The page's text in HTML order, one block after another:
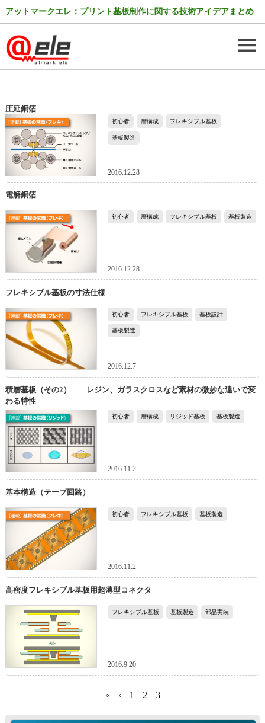
アットマークエレ：プリント基板制作に関する技術アイデアまとめ
圧延銅箔
2016.12.28
初心者 層構成 フレキシブル基板
基板製造
電解銅箔
初心者 層構成 フレキシブル基板 基板製造
2016.12.28
フレキシブル基板の寸法仕様
初心者 フレキシブル基板 基板設計
基板製造
2016.12.7
積層基板（その2）――レジン、ガラスクロスなど素材の微妙な違いで変
わる特性
初心者 層構成 リジッド基板 基板製造
2016.11.2
基本構造（テープ回路）
初心者 フレキシブル基板 基板製造
2016.11.2
高密度フレキシブル基板用超薄型コネクタ
フレキシブル基板 基板製造 部品実装
2016.9.20
« ‹ 1 2 3